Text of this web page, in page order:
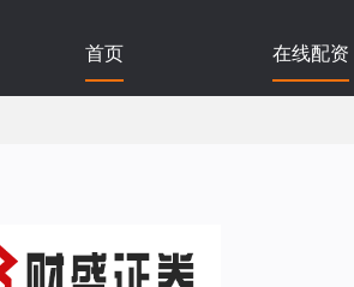
首页 在线配资